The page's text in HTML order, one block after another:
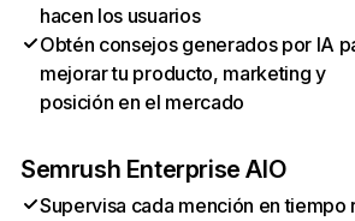
hacen los usuarios
Obtén consejos generados por IA
mejorar tu producto, marketing y
posición en el mercado
Semrush Enterprise AIO
Supervisa cada mención en tiempo